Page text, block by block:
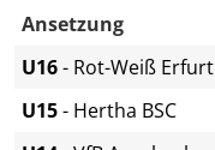
Ansetzung
U16- Rot-Weiß Erfurt
U15- Hertha BSC